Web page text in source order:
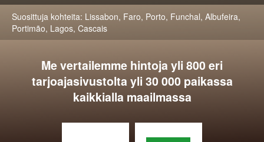
Suosittuja kohteita: Lissabon, Faro, Porto, Funchal, Albufeira,
Portimão, Lagos, Cascais
Me vertailemme hintoja yli 800 eri
tarjoajasivustolta yli 30 000 paikassa
kaikkialla maailmassa